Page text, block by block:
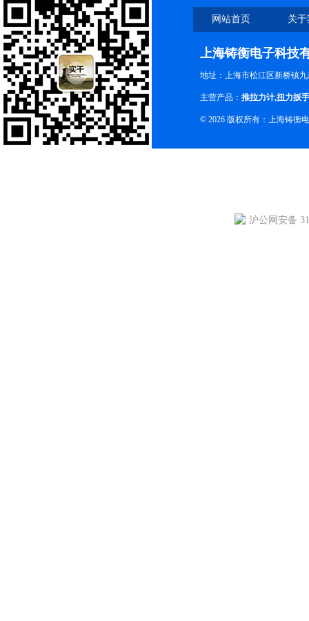
网站首页 关
上海铸衡电子科技
地址：上海市松江区新桥镇
主营产品： 推拉力计,扭力扳手
© 2026 版权所有：上海铸衡
沪公网安备